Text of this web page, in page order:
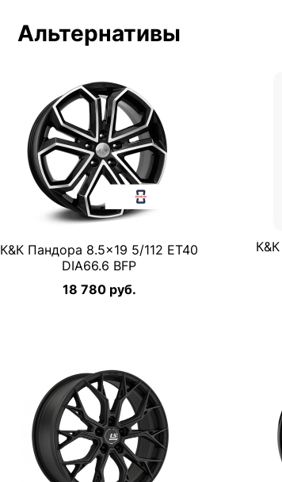
Альтернативы
К&К Пандора 8.5×19 5/112 ET40
DIA66.6 BFP
18 780 руб.